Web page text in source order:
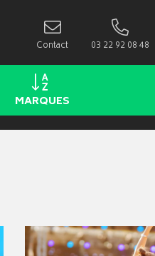
Contact 03 22 92 08 48
MARQUES